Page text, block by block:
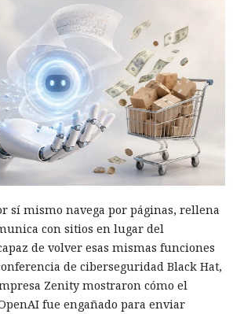
sí mismo navega por páginas, rellena
con sitios en lugar del
de volver esas mismas funciones
de ciberseguridad Black Hat,
Zenity mostraron cómo el
fue engañado para enviar